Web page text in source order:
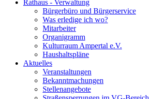
Rathaus - Verwaltung
Bürgerbüro und Bürgerservice
Was erledige ich wo?
Mitarbeiter
Organigramm
Kulturraum Ampertal e.V.
Haushaltspläne
Aktuelles
Veranstaltungen
Bekanntmachungen
Stellenangebote